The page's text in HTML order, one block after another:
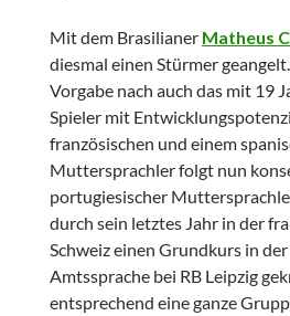
Mit dem Brasilianer Matheus
diesmal einen Stürmer
Vorgabe nach auch das mit 19
Spieler mit
französischen und einem
Muttersprachler folgt nun
portugiesischer
durch sein letztes Jahr in der
Schweiz einen Grundkurs in
Amtssprache bei RB Leipzig
entsprechend eine ganze